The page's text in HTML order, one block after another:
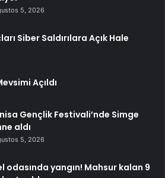
5, 2026
Siber Saldırılara Açık Hale
Açıldı
Gençlik Festivali’nde Simge
aldı
5, 2026
odasında yangın! Mahsur kalan 9